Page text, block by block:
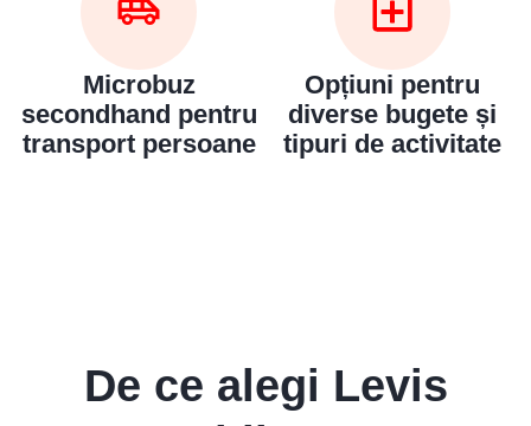
Microbuz
secondhand pentru
transport persoane
Opțiuni pentru
diverse bugete și
tipuri de activitate
De ce alegi Levis